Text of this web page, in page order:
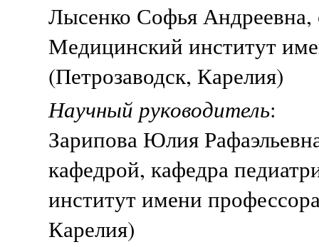
Лысенко Софья Андреевна,
Медицинский институт
(Петрозаводск, Карелия)
Научный руководитель:
Зарипова Юлия
кафедрой, кафедра
институт имени
Карелия)